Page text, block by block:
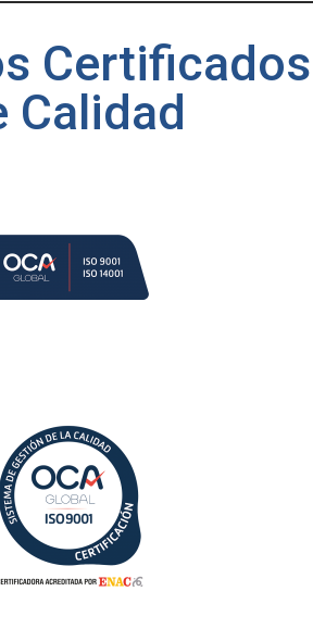
Certificados
Calidad